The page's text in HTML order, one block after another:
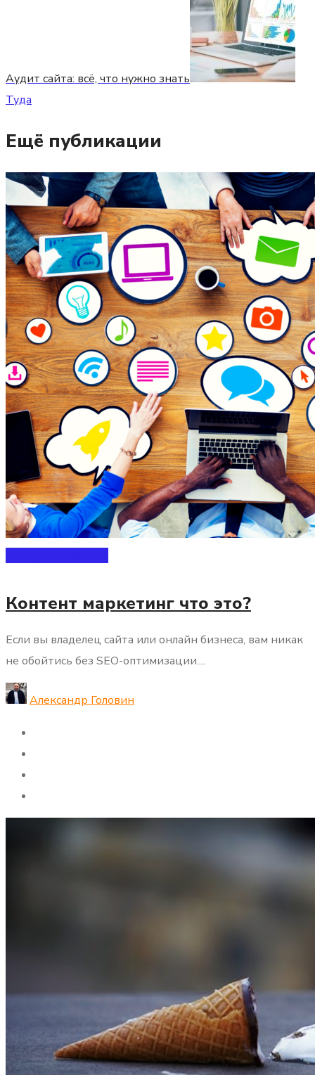
Аудит сайта: всё, что нужно знать
Туда
Ещё публикации
Контент маркетинг что это?
Если вы владелец сайта или онлайн бизнеса, вам никак
не обойтись без SEO-оптимизации....
Александр Головин